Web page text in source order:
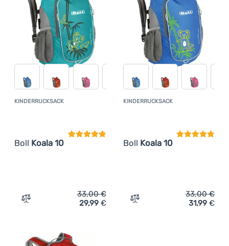
Anmelden /
Registrieren
KINDERRUCKSACK
Boll Koala 10
Kundenbewertung
Zum Vergleich 'Kinderrucksack Boll Koala 10' hinzufügen
33,00€
29,99 €
KINDERRUCKSACK
Boll Koala 10
Zum Vergleich
33,00€
31,99 €